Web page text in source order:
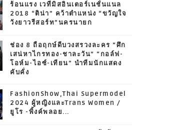
ร้อนแรง เวทีมิสอินเตอร์เนชั่นแนล
2018 “ติน่า” คว้าตำแหน่ง “ขวัญใจ
วังยาวรีสอร์ท”นครนายก
ช่อง 8 ถือฤกษ์ดีบวงสรวงละคร “ศึก
เสน่หาไกรทอง-ชาละวัน” “กอล์ฟ-
โอห์ม-ไอซ์-เทียน” นำทีมนักแสดง
คับคั่ง
FashionShow,Thai Supermodel
2024 ผู้หญิงและTrans Women /
ยูโร -พิ้งค์พลอย...